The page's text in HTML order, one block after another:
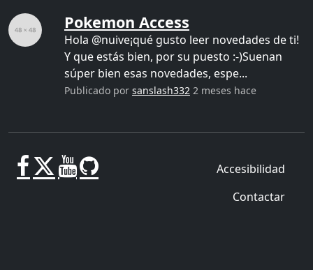
Pokemon Access
Hola @nuive¡qué gusto leer novedades de ti!
Y que estás bien, por su puesto :-)Suenan
súper bien esas novedades, espe...
Publicado por sanslash332 2 meses hace
Accesibilidad
Contactar